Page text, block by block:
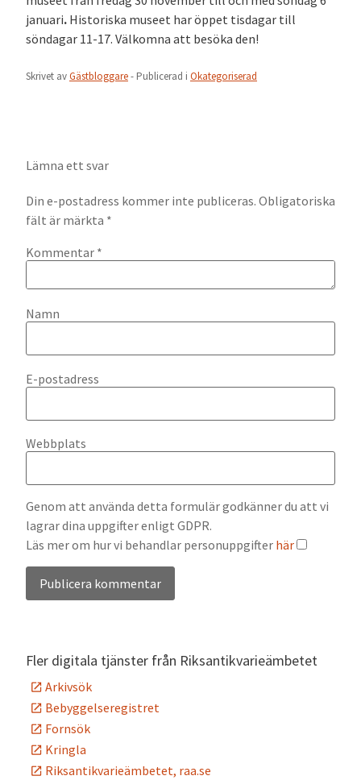
januari. Historiska museet har öppet tisdagar till
söndagar 11-17. Välkomna att besöka den!
Skrivet avGästbloggare- Publicerad i Okategoriserad
Lämna ett svar
Din e-postadress kommer inte publiceras. Obligatoriska
fält är märkta *
Kommentar *
Namn
E-postadress
Webbplats
Genom att använda detta formulär godkänner du att vi
lagrar dina uppgifter enligt GDPR.
Läs mer om hur vi behandlar personuppgifter här
Fler digitala tjänster från Riksantikvarieämbetet
Arkivsök
Bebyggelseregistret
Fornsök
Kringla
Riksantikvarieämbetet, raa.se